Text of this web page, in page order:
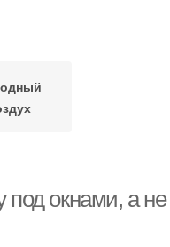
окнами, а